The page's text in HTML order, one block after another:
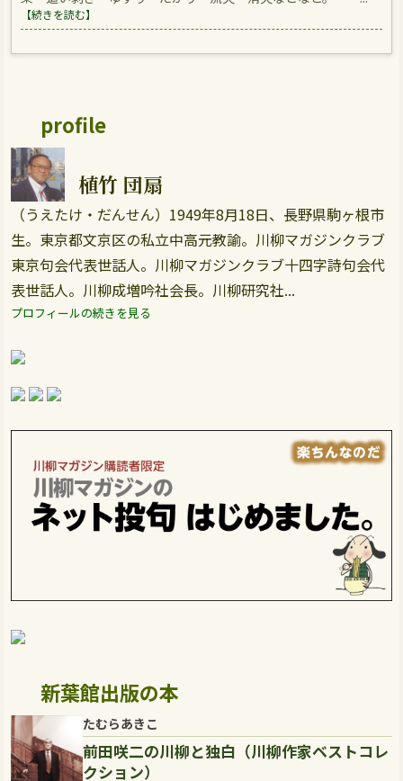
【続きを読む】
profile
植竹 団扇
（うえたけ・だんせん）1949年8月18日、長野県駒ヶ根市
生。東京都文京区の私立中高元教諭。川柳マガジンクラブ
東京句会代表世話人。川柳マガジンクラブ十四字詩句会代
表世話人。川柳成増吟社会長。川柳研究社...
プロフィールの続きを見る
新葉館出版の本
たむらあきこ
前田咲二の川柳と独白（川柳作家ベストコレ
クション）